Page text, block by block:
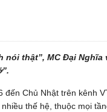
thật”, MC Đại
Chủ Nhật trên kênh
thế hệ, thuộc mọi